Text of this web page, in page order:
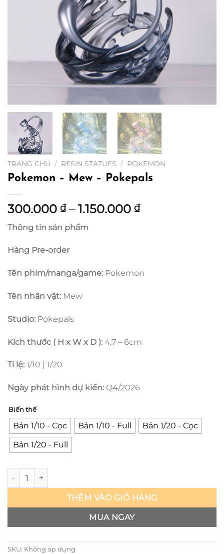
TRANG CHỦ / RESIN STATUES / POKEMON
Pokemon – Mew – Pokepals
300.000 ₫ – 1.150.000 ₫Khoảng
1.150.000 ₫
Thông tin sản phẩm
Hàng Pre-order
Tên phim/manga/game: Pokemon
Tên nhân vật: Mew
Studio: Pokepals
Kích thước ( H x W x D ): 4,7 – 6cm
Tỉ lệ: 1/10 | 1/20
Ngày phát hình dự kiến: Q4/2026
Biến thế
Bản 1/10 - Cọc Bản 1/10 - Full
Bản 1/20 - Cọc
Bản 1/20 - Full
Pokemon - Mew - Pokepals số lượng
THÊM VÀO GIỎ HÀNG
MUA NGAY
SKU: Không áp dụng